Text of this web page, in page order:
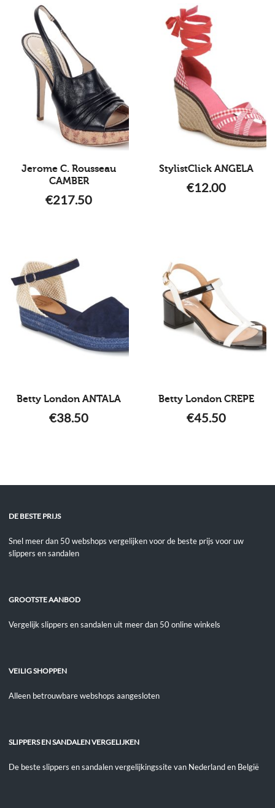
Jerome C. Rousseau
CAMBER
€217.50
StylistClick ANGELA
€12.00
Betty London ANTALA
€38.50
Betty London CREPE
€45.50
DE BESTE PRIJS
Snel meer dan 50 webshops vergelijken voor de beste prijs voor uw
slippers en sandalen
GROOTSTE AANBOD
Vergelijk slippers en sandalen uit meer dan 50 online winkels
VEILIG SHOPPEN
Alleen betrouwbare webshops aangesloten
SLIPPERS EN SANDALEN VERGELIJKEN
De beste slippers en sandalen vergelijkingssite van Nederland en België